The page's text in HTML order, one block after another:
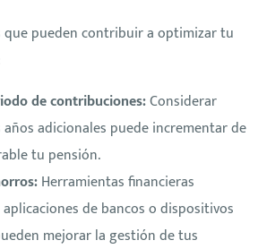
que pueden contribuir a optimizar tu
de contribuciones:Considerar
adicionales puede incrementar de
tu pensión.
Herramientas financieras
de bancos o dispositivos
mejorar la gestión de tus